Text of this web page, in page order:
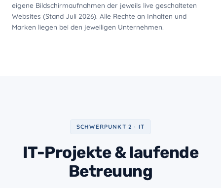
eigene Bildschirmaufnahmen der jeweils live geschalteten
Websites (Stand Juli 2026). Alle Rechte an Inhalten und
Marken liegen bei den jeweiligen Unternehmen.
SCHWERPUNKT 2 · IT
IT-Projekte & laufende
Betreuung